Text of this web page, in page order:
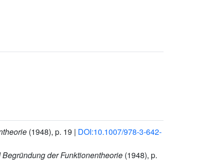
(1948), p. 19 | DOI:10.1007/978-3-642-
der Funktionentheorie (1948), p.